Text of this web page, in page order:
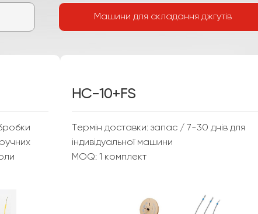
Машини для складання джгутів
HC-10
Досягнення найвищої якості обробки
дроту часто є проблемою на ручних
робочих станціях, особливо коли